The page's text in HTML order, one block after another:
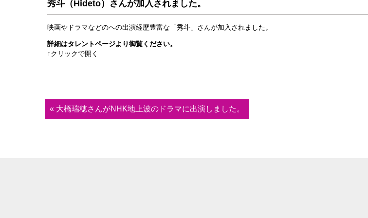
秀斗（Hideto）さんが加入されました。
映画やドラマなどのへの出演経歴豊富な「秀斗」さんが加入されました。
詳細はタレントページより御覧ください。
↑クリックで開く
« 大橋瑞穂さんがNHK地上波のドラマに出演しました。